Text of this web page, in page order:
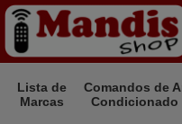
Lista de
Marcas
Comandos de
Condicionado